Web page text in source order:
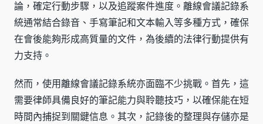
論，確定行動步驟，以及追蹤案件進度。離線會議記錄系
統通常結合錄音、手寫筆記和文本輸入等多種方式，確保
在會後能夠形成高質量的文件，為後續的法律行動提供有
力支持。
然而，使用離線會議記錄系統亦面臨不少挑戰。首先，這
需要律師具備良好的筆記能力與聆聽技巧，以確保能在短
時間內捕捉到關鍵信息。其次，記錄後的整理與存儲亦是